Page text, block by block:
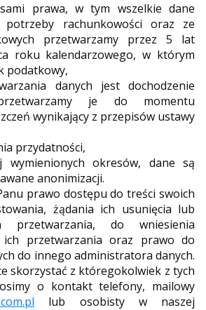
prawa, w tym wszelkie dane
potrzeby rachunkowości oraz ze
przetwarzamy przez 5 lat
roku kalendarzowego, w którym
podatkowy,
danych jest dochodzenie
je do momentu
wynikający z przepisów ustawy
przydatności,
wymienionych okresów, dane są
anonimizacji.
prawo dostępu do treści swoich
żądania ich usunięcia lub
przetwarzania, do wniesienia
ich przetwarzania oraz prawo do
do innego administratora danych.
skorzystać z któregokolwiek z tych
o kontakt telefony, mailowy
lub osobisty w naszej